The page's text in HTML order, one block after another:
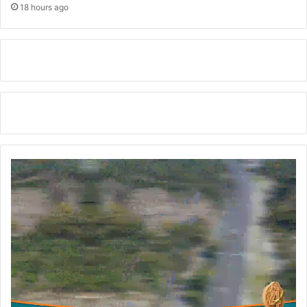
की
पा
र
ता
च
की
बै
ठ
क
आ
यो
जि
त
18 hours ago